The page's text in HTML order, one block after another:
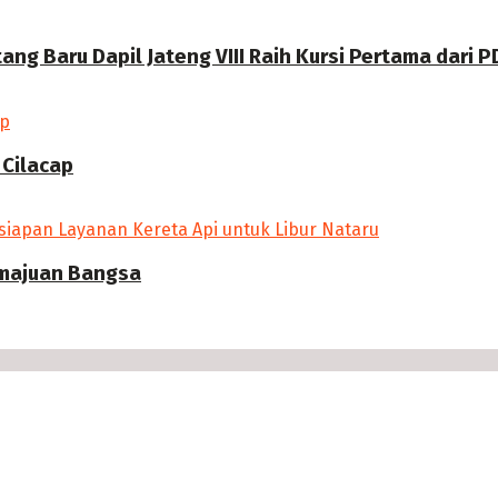
Baru Dapil Jateng VIII Raih Kursi Pertama dari
Bangsa